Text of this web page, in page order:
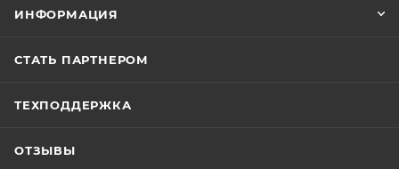
ИНФОРМАЦИЯ
СТАТЬ ПАРТНЕРОМ
ТЕХПОДДЕРЖКА
ОТЗЫВЫ